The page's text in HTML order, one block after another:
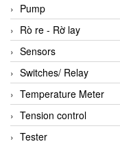
Pump
Rò re - Rờ lay
Sensors
Switches/ Relay
Temperature Meter
Tension control
Tester